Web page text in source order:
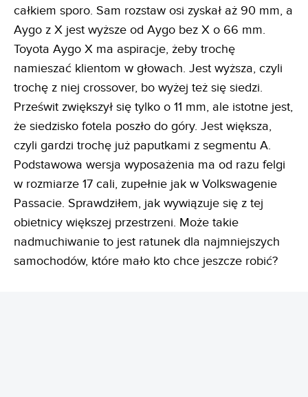
całkiem sporo. Sam rozstaw osi zyskał aż 90 mm, a
Aygo z X jest wyższe od Aygo bez X o 66 mm.
Toyota Aygo X ma aspiracje, żeby trochę
namieszać klientom w głowach. Jest wyższa, czyli
trochę z niej crossover, bo wyżej też się siedzi.
Prześwit zwiększył się tylko o 11 mm, ale istotne jest,
że siedzisko fotela poszło do góry. Jest większa,
czyli gardzi trochę już paputkami z segmentu A.
Podstawowa wersja wyposażenia ma od razu felgi
w rozmiarze 17 cali, zupełnie jak w Volkswagenie
Passacie. Sprawdziłem, jak wywiązuje się z tej
obietnicy większej przestrzeni. Może takie
nadmuchiwanie to jest ratunek dla najmniejszych
samochodów, które mało kto chce jeszcze robić?